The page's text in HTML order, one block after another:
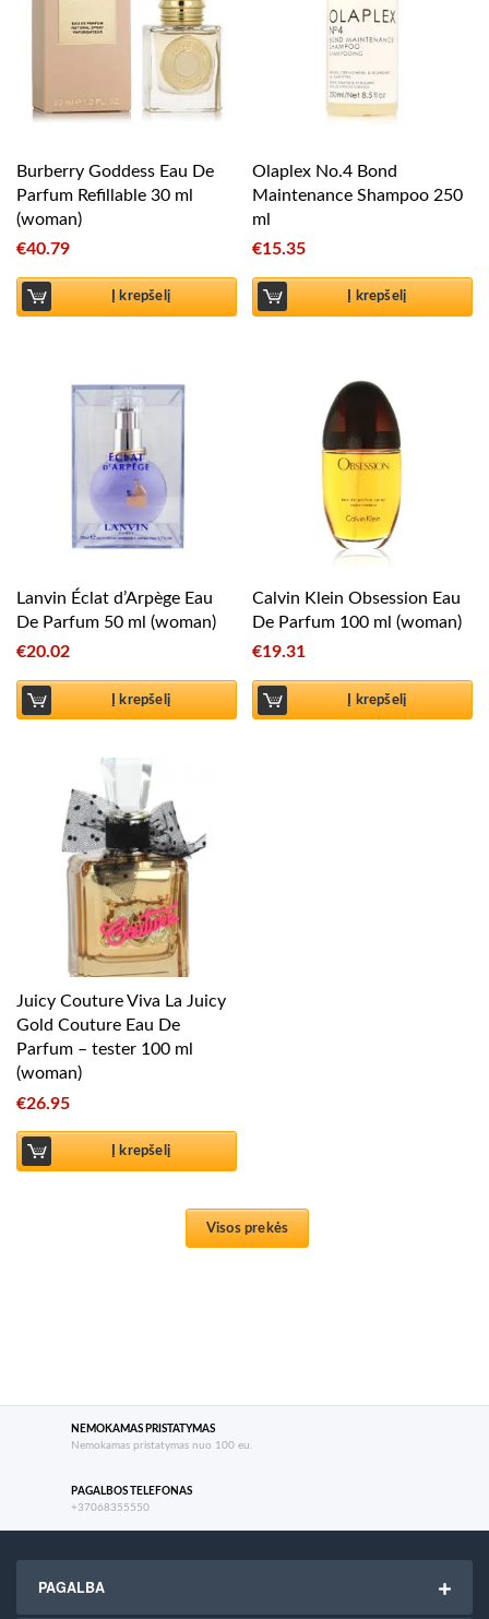
Burberry Goddess Eau De
Parfum Refillable 30 ml
(woman)
€40.79
Į krepšelį
Olaplex No.4 Bond
Maintenance Shampoo 250
ml
€15.35
Į krepšelį
Lanvin Éclat d’Arpège Eau
De Parfum 50 ml (woman)
€20.02
Į krepšelį
Calvin Klein Obsession Eau
De Parfum 100 ml (woman)
€19.31
Į krepšelį
Juicy Couture Viva La Juicy
Gold Couture Eau De
Parfum – tester 100 ml
(woman)
€26.95
Į krepšelį
Visos prekės
NEMOKAMAS PRISTATYMAS
Nemokamas pristatymas nuo 100 eu.
PAGALBOS TELEFONAS
+37068355550
PAGALBA